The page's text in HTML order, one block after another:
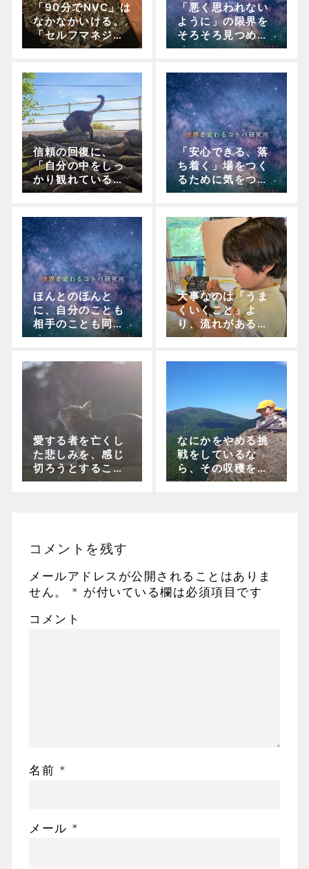
「90分でNVC」は
なかなかいける。
「セルフマネジメ
ント」の力を日常
「悪く思われない
ように」の限界を
そろそろ見つめよ
う ／ まっすぐや
信頼の回復に、
「自分の中をしっ
かり観れているこ
と」が本当に大切
「安心できる、落
ち着く」場をつく
るために気をつけ
ている言葉の選び
ほんとのほんと
に、自分のことも
相手のことも同じ
くらい大切にする
大事なのは「うま
くいくこと」よ
り、流れがあるこ
と
愛する者を亡くし
た悲しみを、感じ
切ろうとするこ
と。
なにかをやめる挑
戦をしているな
ら、その収穫をカ
ウントするのは強
コメントを残す
メールアドレスが公開されることはありま
せん。
* が付いている欄は必須項目です
コメント
名前 *
メール *